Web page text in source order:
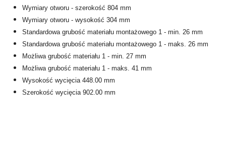
Wymiary otworu - szerokość 804 mm
Wymiary otworu - wysokość 304 mm
Standardowa grubość materiału montażowego 1 - min. 26 mm
Standardowa grubość materiału montażowego 1 - maks. 26 mm
Możliwa grubość materiału 1 - min. 27 mm
Możliwa grubość materiału 1 - maks. 41 mm
Wysokość wycięcia 448.00 mm
Szerokość wycięcia 902.00 mm